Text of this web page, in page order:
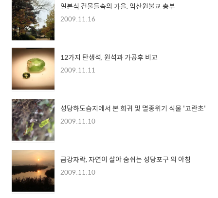
일본식 건물들속의 가을, 익산원불교 총부
2009.11.16
12가지 탄생석, 원석과 가공후 비교
2009.11.11
성당하도습지에서 본 희귀 및 멸종위기 식물 '고란초'
2009.11.10
금강자락, 자연이 살아 숨쉬는 성당포구 의 아침
2009.11.10